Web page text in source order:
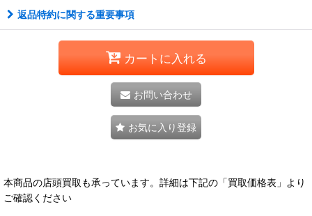
返品特約に関する重要事項
カートに入れる
お問い合わせ
お気に入り登録
本商品の店頭買取も承っています。詳細は下記の「買取価格表」より
ご確認ください